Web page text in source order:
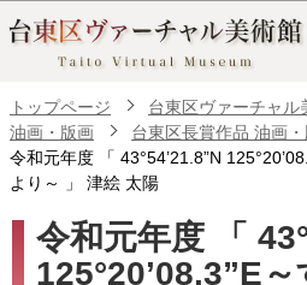
トップページ 台東区ヴァーチャル
油画・版画
台東区長賞作品 油画・
令和元年度 「 43°54’21.8”N
より～ 」 津絵 太陽
令和元年度 「
125°20’08.3”E